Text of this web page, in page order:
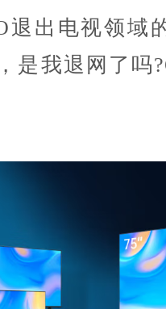
出电视领域
是我退网了吗